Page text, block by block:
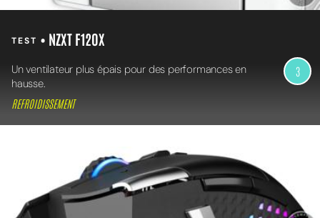
TEST • NZXT F120X
3
Un ventilateur plus épais pour des performances en
hausse.
REFROIDISSEMENT